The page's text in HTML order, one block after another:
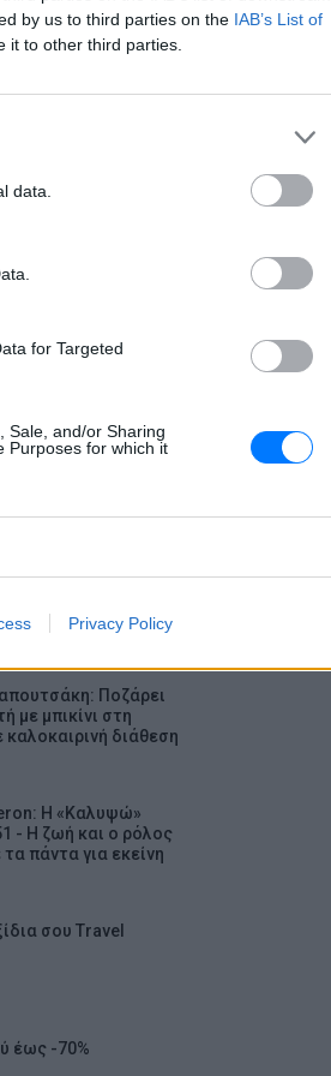
by us to third parties on the IAB’s List of
it to other third parties.
data.
for Targeted
Sale, and/or Sharing
Purposes for which it
Privacy Policy
Έσπασαν το τζάμι
«Μην κάνεις
ρεύμα το ΙΧ
καμία
τη βλακεία σας»
συμφιλίωσης
η κατάθεση
της Αρσεναλ
Τζόλη, δείτε βίντεο
Ποζάρει
με μπικίνι στη
διάθεση
Η «Καλυψώ»
- H ζωή και ο ρόλος
πάντα για εκείνη
σου Travel
έως -70%